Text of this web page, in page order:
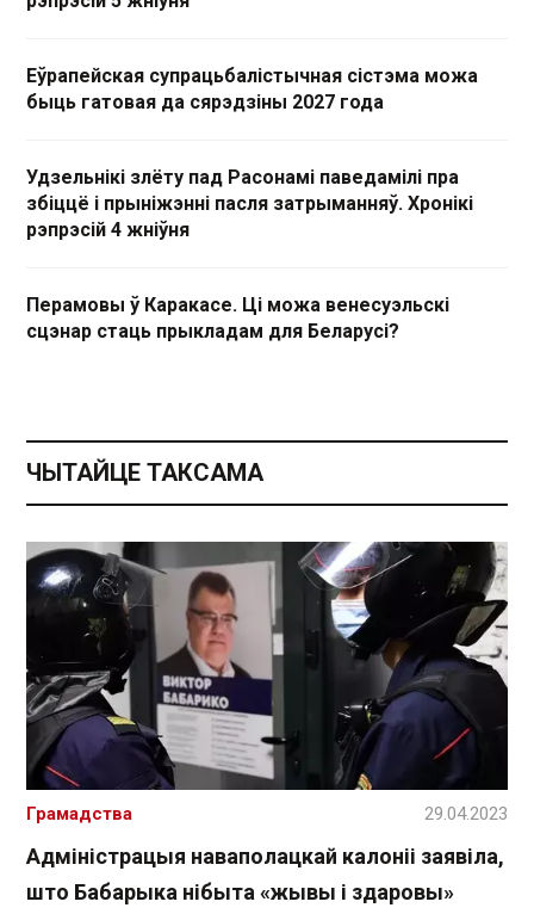
Еўрапейская супрацьбалістычная сістэма можа
быць гатовая да сярэдзіны 2027 года
Удзельнікі злёту пад Расонамі паведамілі пра
збіццё і прыніжэнні пасля затрыманняў. Хронікі
рэпрэсій 4 жніўня
Перамовы ў Каракасе. Ці можа венесуэльскі
сцэнар стаць прыкладам для Беларусі?
ЧЫТАЙЦЕ ТАКСАМА
Адміністрацыя наваполацкай калоніі заявіла,
што Бабарыка нібыта «жывы і здаровы»
Грамадства 29.04.2023